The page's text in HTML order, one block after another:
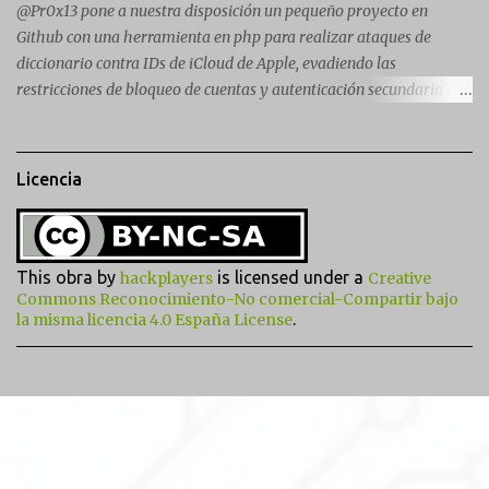
@Pr0x13 pone a nuestra disposición un pequeño proyecto en
Github con una herramienta en php para realizar ataques de
diccionario contra IDs de iCloud de Apple, evadiendo las
restricciones de bloqueo de cuentas y autenticación secundaria en
en XAMP ) e instalar CURL en tu SO. No olvides también habilitar
php.ini: ;extension=php_curl.dll Después ve a http://127.0.0.1/iDict/
en tu navegador web (preferiblemente Firefox , Chrome o Safari ) .
Wordlist.txt es de iBrute y satisface los requisitos de contraseña
de iCloud Su autor y por supuesto también nosotros no se hacen
responsables de su uso (comprueba las restricciones de tu país).
Actualización : publicada iDictPy, una (irónica lol!) versión en
Licencia
This obra by hackplayers is licensed under a Creative
Commons Reconocimiento-No comercial-Compartir bajo
la misma licencia 4.0 España License.